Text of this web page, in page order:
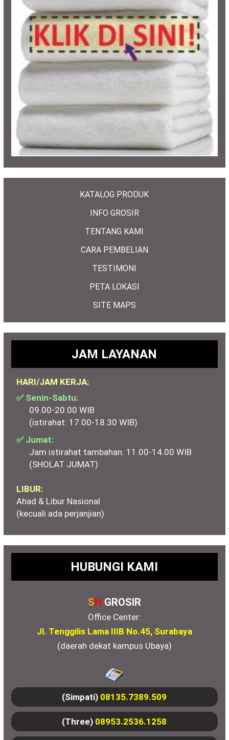
KATALOG PRODUK
INFO GROSIR
TENTANG KAMI
CARA PEMBELIAN
TESTIMONI
PETA LOKASI
SITE MAPS
JAM LAYANAN
HARI/JAM KERJA:
✅ Senin-Sabtu:
09.00-20.00 WIB
(istirahat: 17.00-18.30 WIB)
✅ Jumat:
Jam istirahat tambahan: 11.00-14.00 WIB
(SHOLAT JUMAT)
LIBUR:
Ahad & Libur Nasional
(kecuali ada perjanjian)
HUBUNGI KAMI
SH GROSIR
Office Center:
Jl. Tenggilis Lama IIIB No.45, Surabaya
(daerah dekat kampus Ubaya)
(Simpati) 08135.7389.509
(Three) 08953.2536.1258